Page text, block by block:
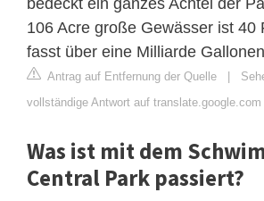
106 Acre große Gewässer ist 40
fasst über eine Milliarde
Antrag auf Entfernung der Quelle |
vollständige Antwort auf translate.google.com
Was ist mit dem
Central Park passiert?